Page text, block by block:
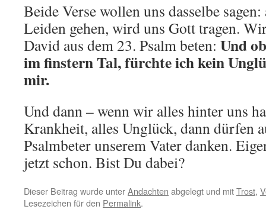
Beide Verse wollen uns dasselbe
Leiden gehen, wird uns Gott tragen.
David aus dem 23. Psalm beten: Und
im finstern Tal, fürchte ich kein
mir.
Und dann – wenn wir alles hinter uns
Krankheit, alles Unglück, dann dürfen
Psalmbeter unserem Vater danken.
jetzt schon. Bist Du dabei?
Dieser Beitrag wurde unterAndachten abgelegt und mitTrost,
Lesezeichen für den Permalink.